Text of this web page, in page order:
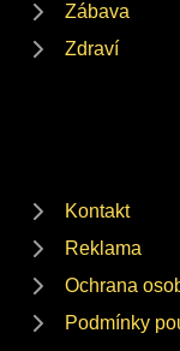
Zábava
Zdraví
Kontakt
Reklama
Ochrana
Podmínky